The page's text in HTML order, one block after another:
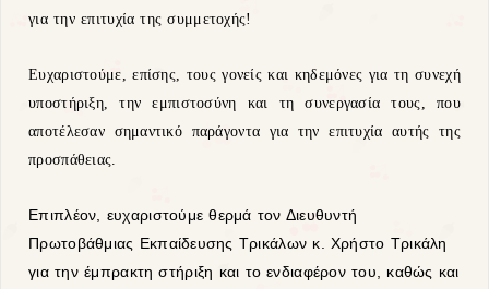
για την επιτυχία της συμμετοχής!
Ευχαριστούμε, επίσης, τους γονείς και κηδεμόνες για τη συνεχή
υποστήριξη, την εμπιστοσύνη και τη συνεργασία τους, που
αποτέλεσαν σημαντικό παράγοντα για την επιτυχία αυτής της
προσπάθειας.
Επιπλέον, ευχαριστούμε θερμά τον Διευθυντή
Πρωτοβάθμιας Εκπαίδευσης Τρικάλων κ. Χρήστο Τρικάλη
για την έμπρακτη στήριξη και το ενδιαφέρον του, καθώς και